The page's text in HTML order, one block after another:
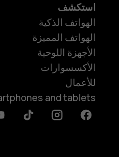
استكشف
الهواتف الذكية
الهواتف المميزة
الأجهزة اللوحية
الأكسسوارات
للأعمال
and tablets
Facebook
Instagram
Tiktok